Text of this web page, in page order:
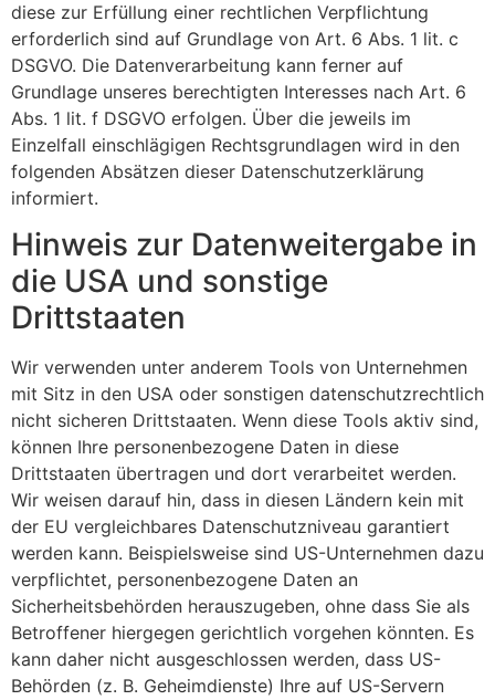
diese zur Erfüllung einer rechtlichen Verpflichtung
erforderlich sind auf Grundlage von Art. 6 Abs. 1 lit. c
DSGVO. Die Datenverarbeitung kann ferner auf
Grundlage unseres berechtigten Interesses nach Art. 6
Abs. 1 lit. f DSGVO erfolgen. Über die jeweils im
Einzelfall einschlägigen Rechtsgrundlagen wird in den
folgenden Absätzen dieser Datenschutzerklärung
informiert.
Hinweis zur Datenweitergabe in
die USA und sonstige
Drittstaaten
Wir verwenden unter anderem Tools von Unternehmen
mit Sitz in den USA oder sonstigen datenschutzrechtlich
nicht sicheren Drittstaaten. Wenn diese Tools aktiv sind,
können Ihre personenbezogene Daten in diese
Drittstaaten übertragen und dort verarbeitet werden.
Wir weisen darauf hin, dass in diesen Ländern kein mit
der EU vergleichbares Datenschutzniveau garantiert
werden kann. Beispielsweise sind US-Unternehmen dazu
verpflichtet, personenbezogene Daten an
Sicherheitsbehörden herauszugeben, ohne dass Sie als
Betroffener hiergegen gerichtlich vorgehen könnten. Es
kann daher nicht ausgeschlossen werden, dass US-
Behörden (z. B. Geheimdienste) Ihre auf US-Servern